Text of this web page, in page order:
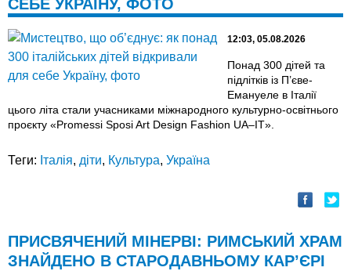
СЕБЕ УКРАЇНУ, ФОТО
12:03, 05.08.2026
Понад 300 дітей та
підлітків із П’єве-
Емануеле в Італії
цього літа стали учасниками міжнародного культурно-освітнього
проєкту «Promessi Sposi Art Design Fashion UA–IT».
Теги: Італія, діти, Культура, Україна
ПРИСВЯЧЕНИЙ МІНЕРВІ: РИМСЬКИЙ ХРАМ
ЗНАЙДЕНО В СТАРОДАВНЬОМУ КАР’ЄРІ